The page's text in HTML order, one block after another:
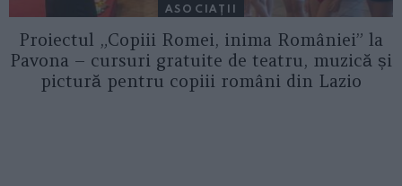
ASOCIAŢII
Proiectul „Copiii Romei, inima României” la
Pavona – cursuri gratuite de teatru, muzică și
pictură pentru copiii români din Lazio